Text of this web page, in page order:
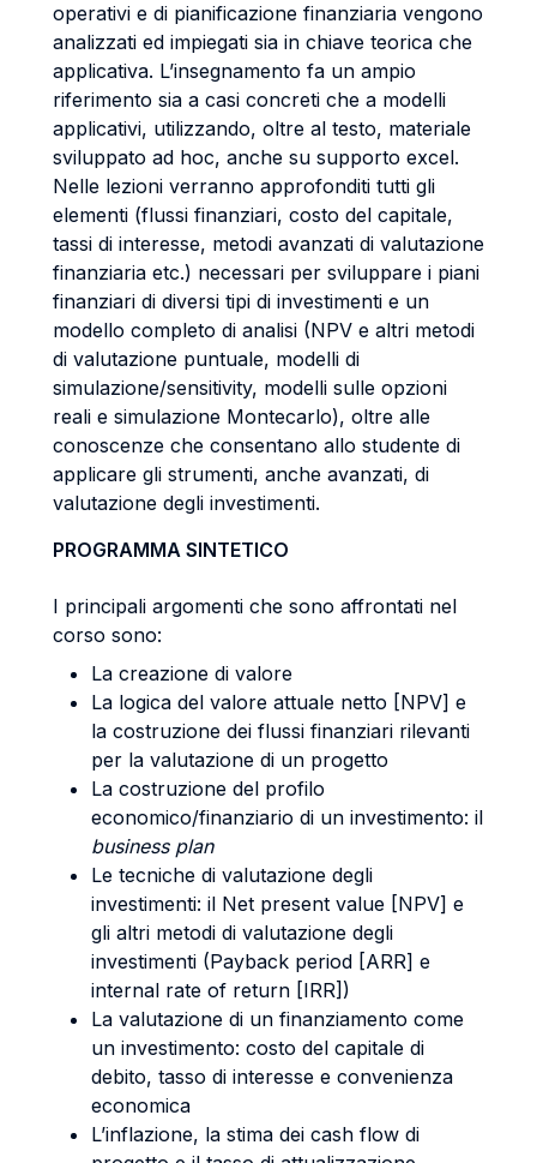
operativi e di pianificazione finanziaria vengono
analizzati ed impiegati sia in chiave teorica che
applicativa. L’insegnamento fa un ampio
riferimento sia a casi concreti che a modelli
applicativi, utilizzando, oltre al testo, materiale
sviluppato ad hoc, anche su supporto excel.
Nelle lezioni verranno approfonditi tutti gli
elementi (flussi finanziari, costo del capitale,
tassi di interesse, metodi avanzati di valutazione
finanziaria etc.) necessari per sviluppare i piani
finanziari di diversi tipi di investimenti e un
modello completo di analisi (NPV e altri metodi
di valutazione puntuale, modelli di
simulazione/sensitivity, modelli sulle opzioni
reali e simulazione Montecarlo), oltre alle
conoscenze che consentano allo studente di
applicare gli strumenti, anche avanzati, di
valutazione degli investimenti.
PROGRAMMA SINTETICO
I principali argomenti che sono affrontati nel
corso sono:
La creazione di valore
La logica del valore attuale netto [NPV] e
la costruzione dei flussi finanziari rilevanti
per la valutazione di un progetto
La costruzione del profilo
economico/finanziario di un investimento: il
business plan
Le tecniche di valutazione degli
investimenti: il Net present value [NPV] e
gli altri metodi di valutazione degli
investimenti (Payback period [ARR] e
internal rate of return [IRR])
La valutazione di un finanziamento come
un investimento: costo del capitale di
debito, tasso di interesse e convenienza
economica
L’inflazione, la stima dei cash flow di